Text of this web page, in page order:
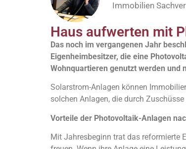
Immobilien
Haus aufwerten mit
Das noch im vergangenen Jahr
Eigenheimbesitzer, die eine
Wohnquartieren genutzt werden und
Solarstrom-Anlagen können
solchen Anlagen, die durch
Vorteile der Photovoltaik-Anlagen
Mit Jahresbeginn trat das reformierte